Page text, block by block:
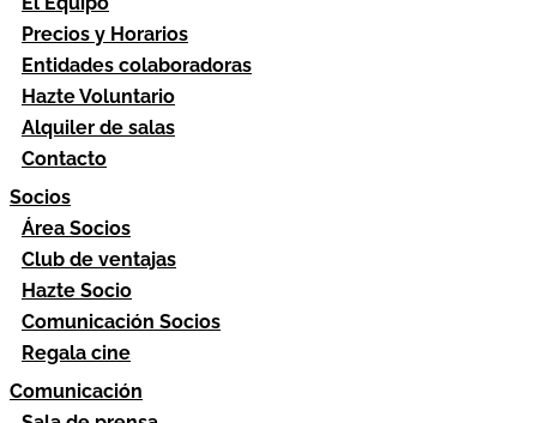
Precios y Horarios
Entidades colaboradoras
Hazte Voluntario
Alquiler de salas
Contacto
Socios
Área Socios
Club de ventajas
Hazte Socio
Comunicación Socios
Regala cine
Comunicación